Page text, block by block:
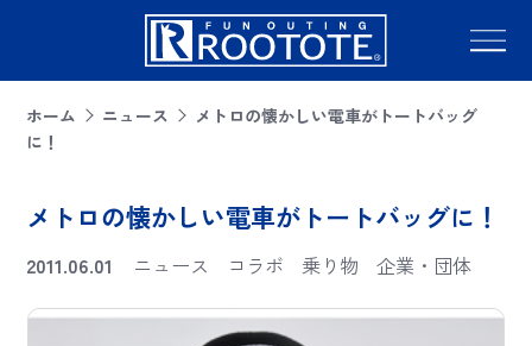
ホーム ニュース
メトロの懐かしい電車がトートバッグ
に！
メトロの懐かしい電車がトートバッグに！
2011.06.01 ニュース コラボ 乗り物 企業・団体